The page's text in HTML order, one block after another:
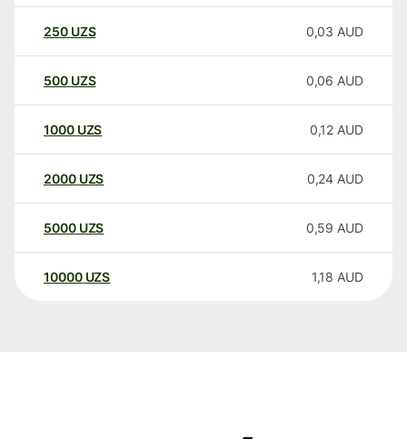
250 UZS 0,03 AUD
500 UZS 0,06 AUD
1000 UZS 0,12 AUD
2000 UZS 0,24 AUD
5000 UZS 0,59 AUD
10000 UZS 1,18 AUD